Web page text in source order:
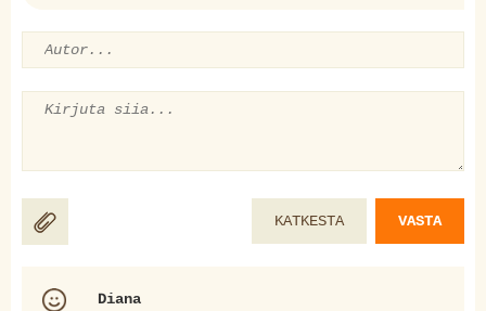
KATKESTA VASTA
Diana